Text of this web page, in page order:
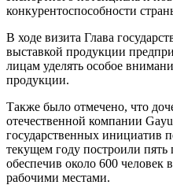
конкурентоспособности
В ходе визита Глава
выставкой продукции
лицам уделять особое
продукции.
Также было отмечено, что
отечественной компании
государственных инициатив
текущем году построили пять
обеспечив около 600 человек
рабочими местами.